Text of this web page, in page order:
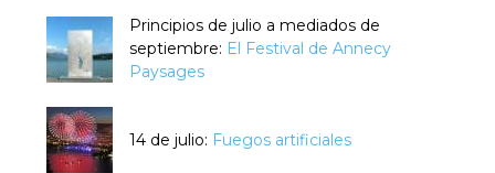
Principios de julio a mediados de
septiembre: El Festival de Annecy
Paysages
14 de julio: Fuegos artificiales